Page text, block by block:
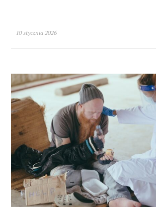
10 stycznia 2026